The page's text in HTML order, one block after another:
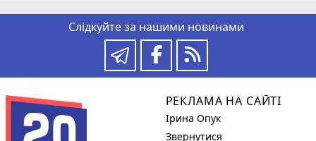
Слідкуйте за нашими новинами
РЕКЛАМА НА САЙТІ
Ірина Опук
Звернутися